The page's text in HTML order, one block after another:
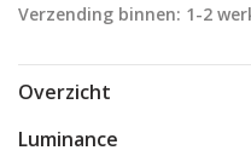
Verzending binnen: 1-2
Overzicht
Luminance